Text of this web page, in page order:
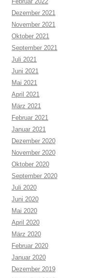
Dezember 2021
November 2021
Oktober 2021
September 2021
Juli 2021
Juni 2021
Mai 2021
April 2021
März 2021
Februar 2021
Januar 2021
Dezember 2020
November 2020
Oktober 2020
September 2020
Juli 2020
Juni 2020
Mai 2020
April 2020
März 2020
Februar 2020
Januar 2020
Dezember 2019